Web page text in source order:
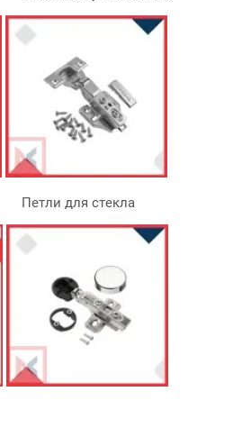
для стекла